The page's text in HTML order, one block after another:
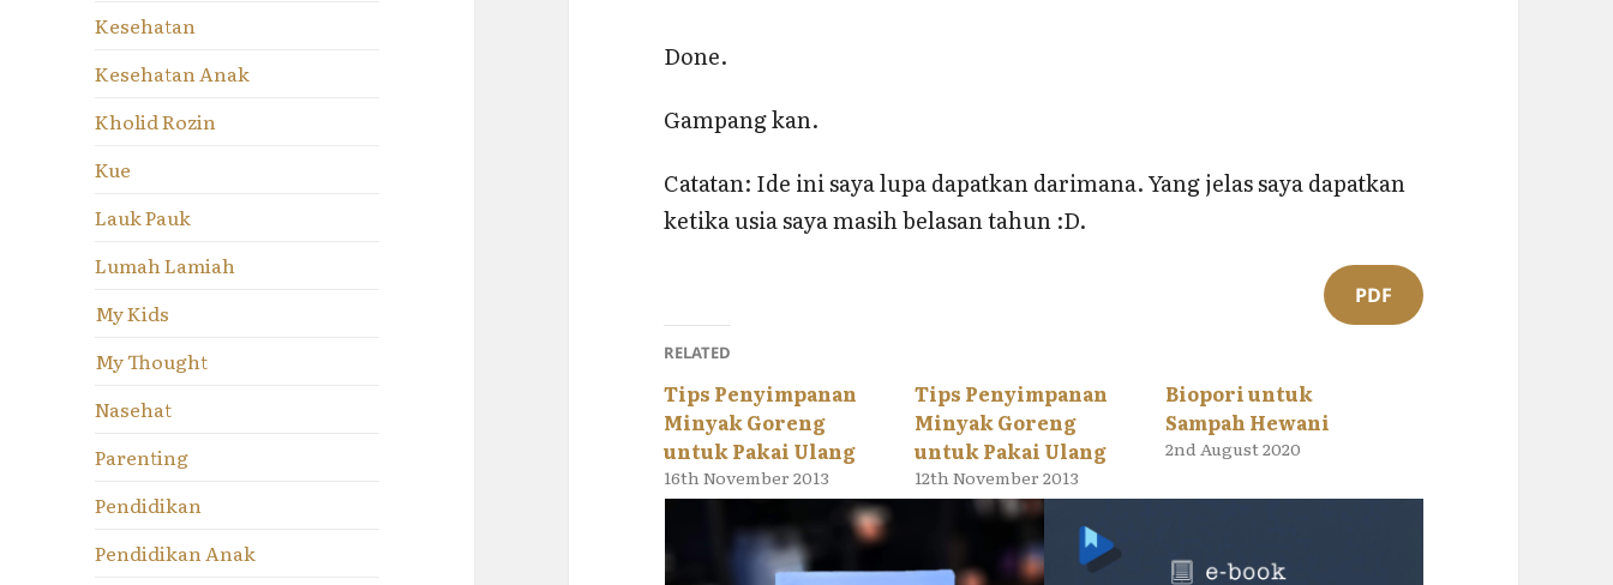
Kesehatan
Kesehatan Anak
Kholid Rozin
Kue
Lauk Pauk
Lumah Lamiah
My Kids
My Thought
Nasehat
Parenting
Pendidikan
Pendidikan Anak
Done.
Gampang kan.
Catatan: Ide ini saya lupa dapatkan darimana. Yang jelas saya dapatkan
ketika usia saya masih belasan tahun :D.
PDF
RELATED
Tips Penyimpanan
Minyak Goreng
untuk Pakai Ulang
16th November 2013
Tips Penyimpanan
Minyak Goreng
untuk Pakai Ulang
12th November 2013
Biopori untuk
Sampah Hewani
2nd August 2020